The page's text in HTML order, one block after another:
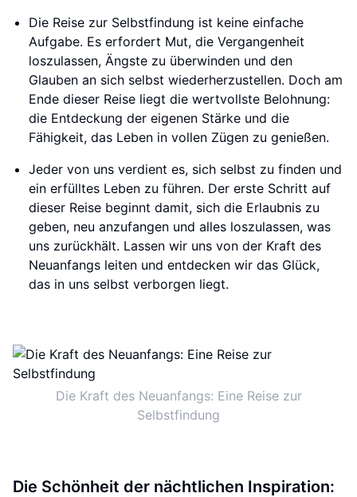
Die Reise zur Selbstfindung ist keine einfache
Aufgabe. Es erfordert Mut, die Vergangenheit
loszulassen, Ängste zu überwinden und den
Glauben an sich selbst wiederherzustellen. Doch am
Ende dieser Reise liegt die wertvollste Belohnung:
die Entdeckung der eigenen Stärke und die
Fähigkeit, das Leben in vollen Zügen zu genießen.
Jeder von uns verdient es, sich selbst zu finden und
ein erfülltes Leben zu führen. Der erste Schritt auf
dieser Reise beginnt damit, sich die Erlaubnis zu
geben, neu anzufangen und alles loszulassen, was
uns zurückhält. Lassen wir uns von der Kraft des
Neuanfangs leiten und entdecken wir das Glück,
das in uns selbst verborgen liegt.
Die Kraft des Neuanfangs: Eine Reise zur
Selbstfindung
Die Schönheit der nächtlichen Inspiration: